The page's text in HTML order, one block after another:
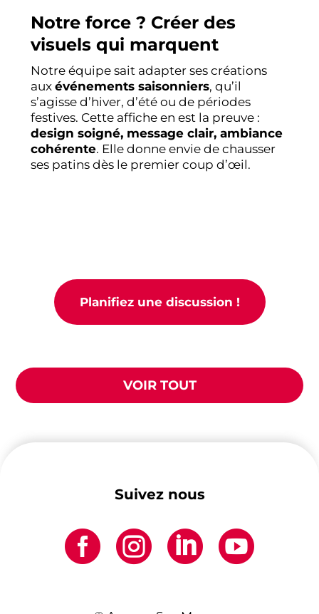
Notre force ? Créer des
visuels qui marquent
Notre équipe sait adapter ses créations
aux événements saisonniers, qu’il
s’agisse d’hiver, d’été ou de périodes
festives. Cette affiche en est la preuve :
design soigné, message clair, ambiance
cohérente. Elle donne envie de chausser
ses patins dès le premier coup d’œil.
Planifiez une discussion !
VOIR TOUT
Suivez nous
   